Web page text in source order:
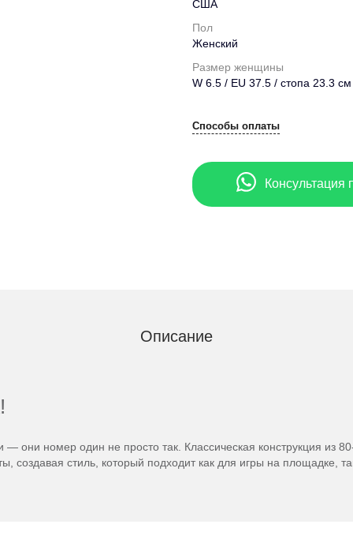
США
Пол
Женский
Размер женщины
W 6.5 / EU 37.5 / стопа 23.3 см
Способы оплаты
Консультация
Описание
они номер один не просто так. Классическая конструкция из
создавая стиль, который подходит как для игры на площадке,